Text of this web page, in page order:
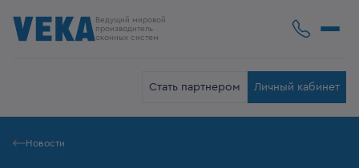
Ведущий мировой
производитель
оконных систем
Стать партнером Личный кабинет
Новости